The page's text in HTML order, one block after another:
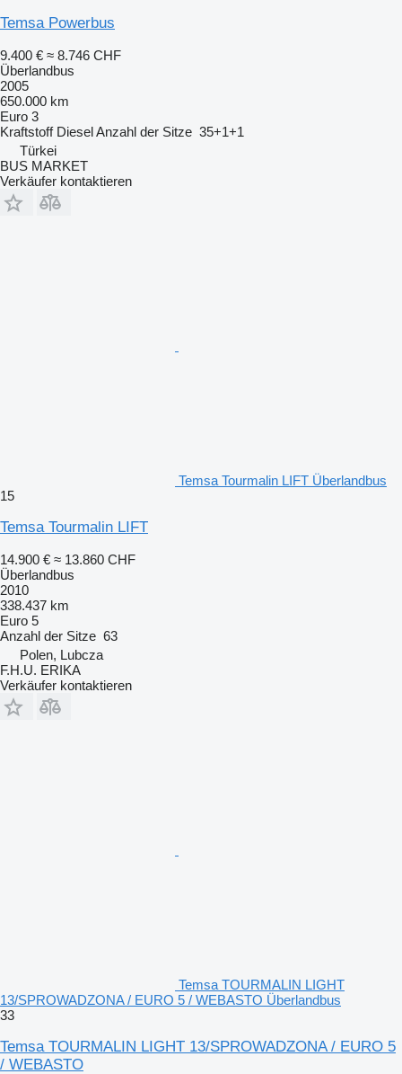
Temsa Powerbus
9.400 € ≈ 8.746 CHF
Überlandbus
2005
650.000 km
Euro 3
Kraftstoff DieselAnzahl der Sitze 35+1+1
Türkei
BUS MARKET
Verkäufer kontaktieren
Temsa Tourmalin LIFT Überlandbus
15
Temsa Tourmalin LIFT
14.900 € ≈ 13.860 CHF
Überlandbus
2010
338.437 km
Euro 5
Anzahl der Sitze 63
Polen, Lubcza
F.H.U. ERIKA
Verkäufer kontaktieren
Temsa TOURMALIN LIGHT
13/SPROWADZONA / EURO 5 / WEBASTO Überlandbus
33
Temsa TOURMALIN LIGHT 13/SPROWADZONA / EURO 5
/ WEBASTO